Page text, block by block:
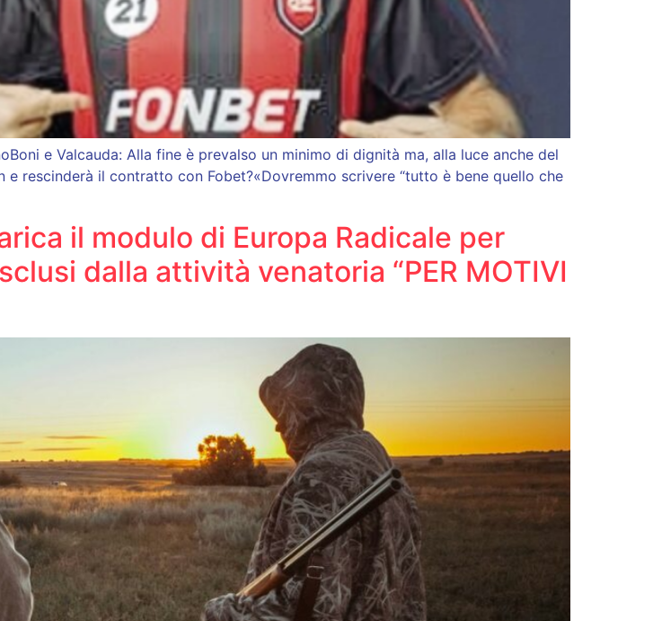
e Valcauda: Alla fine è prevalso un minimo di dignità ma, alla luce anche del
rescinderà il contratto con Fobet?«Dovremmo scrivere “tutto è bene quello che
il modulo di Europa Radicale per
dalla attività venatoria “PER MOTIVI